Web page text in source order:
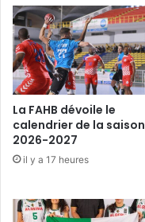
de
sélectionneur
national
La FAHB dévoile le
calendrier de la saison
2026-2027
il y a 17 heures